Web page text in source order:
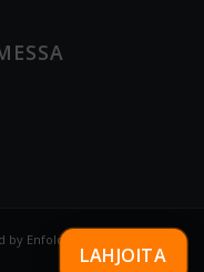
by Enfold WordPress
LAHJOITA